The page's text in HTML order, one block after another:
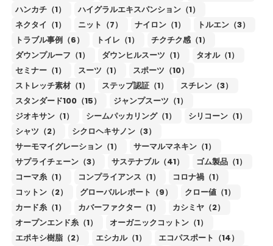
ハンカチ（1）
ハイグラルエキスパンション（1）
ネクタイ（1）
ニット（7） ナイロン（1）
トルエン（3）
トラブル事例（6）
トイレ（1）
チクチク感（1）
ダウンプルーフ（1）
ダウンヒルスーツ（1）
タオル（1）
セミナー（1）
スーツ（1）
スポーツ（10）
ストレッチ素材（1）
ステップ認証（1）
スチレン（3）
スタンダード100（15）
ジャンプスーツ（1）
ジオキサン（1）
シームパッカリング（1）
シリコーン（1）
シャツ（2）
シクロヘキサノン（3）
サーモマイグレーション（1）
サーマルマネキン（1）
サプライチェーン（3）
サステナブル（41）
ゴム製品（1）
コーマ糸（1）
コンプライアンス（1）
コロナ禍（1）
コットン（2）
グローバルレポート（9）
クロー値（1）
カード糸（1）
カバーファクター（1）
カシミヤ（2）
オープンエンド糸（1）
オーガニックコットン（1）
エポキシ樹脂（2）
エシカル（1）
エコパスポート（14）